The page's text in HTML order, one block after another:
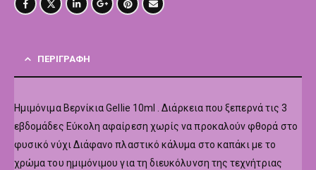
ΠΕΡΙΓΡΑΦΉ
Hμιμόνιμα Βερνίκια Gellie 10ml . Διάρκεια που ξεπερνά τις 3
εβδομάδες Εύκολη αφαίρεση χωρίς να προκαλούν φθορά στο
φυσικό νύχι Διάφανο πλαστικό κάλυμα στο καπάκι με το
χρώμα του ημιμόνιμου για τη διευκόλυνση της τεχνήτριας